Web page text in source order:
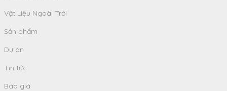
Vật Liệu Ngoài Trời
Sản phẩm
Dự án
Tin tức
Báo giá